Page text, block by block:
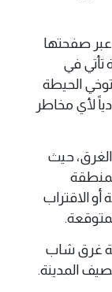
عبر صفحتها
تأتي في
الحيطة
لأي مخاطر
حيث
أو الاقتراب
غرق شاب